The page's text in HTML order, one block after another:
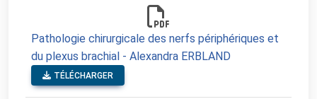
Pathologie chirurgicale des nerfs périphériques et
du plexus brachial - Alexandra ERBLAND
TÉLÉCHARGER